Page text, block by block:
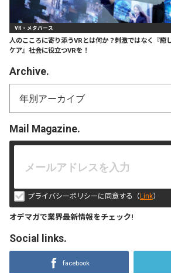
VR・メタバース
人のこころに寄り添うVRとは何か？刺激ではなく『癒
ケア』社会に役立つVRを！
Archive.
Mail Magazine.
プライバシーポリシーに同意する（ Link）
オデマガで業界最新情報をチェック!
Social links.
facebook